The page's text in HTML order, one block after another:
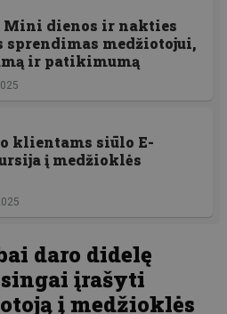
Mini dienos ir nakties
medžiotojui,
ir patikimumą
klientams siūlo E-
į medžioklės
daro didelę
įrašyti
į medžioklės